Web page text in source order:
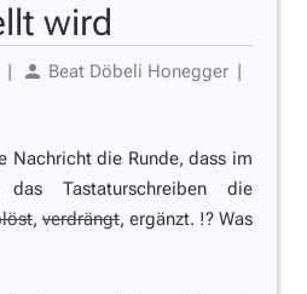
wird
| Beat Döbeli Honegger |
Nachricht die Runde, dass im
das Tastaturschreiben die
, verdrängt, ergänzt. !? Was